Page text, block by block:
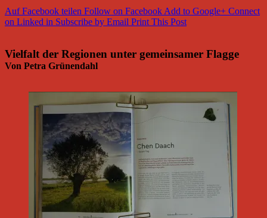
Auf Facebook teilen Follow on FacebookAdd to Google+ Connect
on Linked in Subscribe by Email Print This Post
Vielfalt der Regionen unter gemeinsamer Flagge
Von Petra Grünendahl